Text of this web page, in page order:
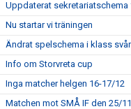
Uppdaterat sekretariatschema
Nu startar vi träningen
Ändrat spelschema i klass
Info om Storvreta cup
Inga matcher helgen 16-17/12
Matchen mot SMÅ IF den 25/